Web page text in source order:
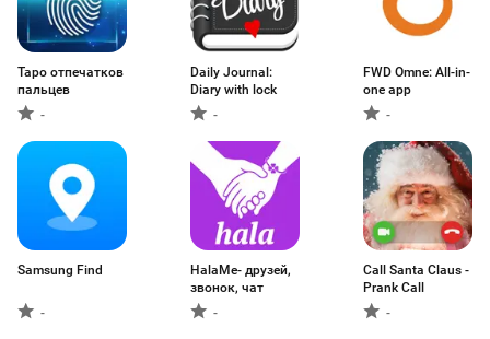
Таро отпечатков
пальцев
-
Daily Journal:
Diary with lock
-
FWD Omne: All-in-
one app
-
Samsung Find
-
HalaMe- друзей,
звонок, чат
-
Call Santa Claus -
Prank Call
-